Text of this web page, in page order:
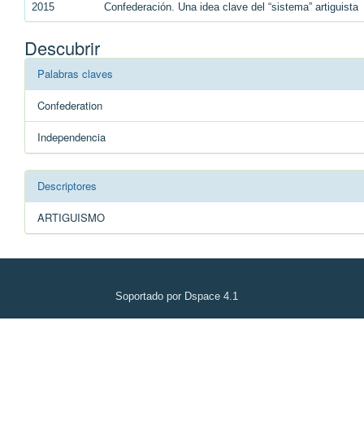
2015 Confederación. Una idea clave del “sistema” artiguista
Descubrir
Palabras claves
Confederation
Independencia
Descriptores
ARTIGUISMO
Soportado por Dspace 4.1